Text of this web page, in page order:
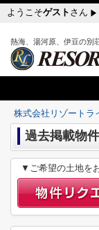
ようこそゲスト さん
熱海、湯河原、伊豆の別
株式会社リゾートラ
過去掲載物
▼ご希望の土地を